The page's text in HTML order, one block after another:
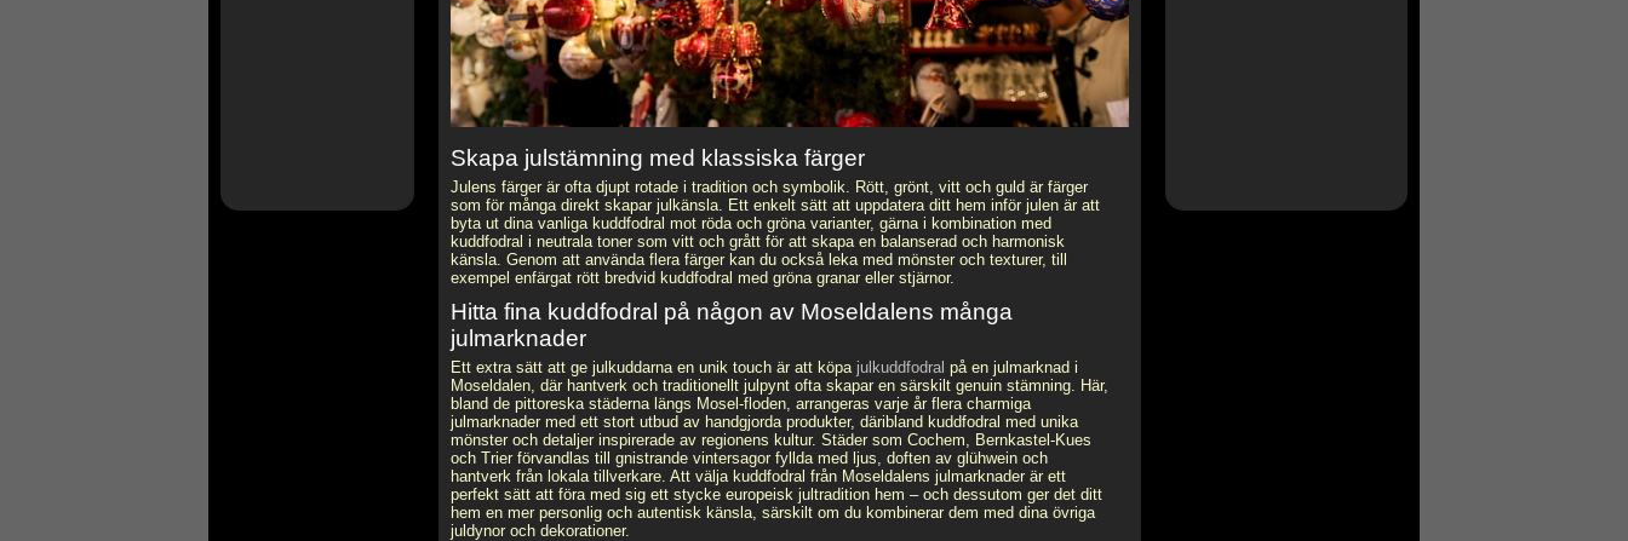
Skapa julstämning med klassiska färger
Julens färger är ofta djupt rotade i tradition och symbolik. Rött, grönt, vitt och guld är färger
som för många direkt skapar julkänsla. Ett enkelt sätt att uppdatera ditt hem inför julen är att
byta ut dina vanliga kuddfodral mot röda och gröna varianter, gärna i kombination med
kuddfodral i neutrala toner som vitt och grått för att skapa en balanserad och harmonisk
känsla. Genom att använda flera färger kan du också leka med mönster och texturer, till
exempel enfärgat rött bredvid kuddfodral med gröna granar eller stjärnor.
Hitta fina kuddfodral på någon av Moseldalens många
julmarknader
Ett extra sätt att ge julkuddarna en unik touch är att köpa julkuddfodral på en julmarknad i
Moseldalen, där hantverk och traditionellt julpynt ofta skapar en särskilt genuin stämning. Här,
bland de pittoreska städerna längs Mosel-floden, arrangeras varje år flera charmiga
julmarknader med ett stort utbud av handgjorda produkter, däribland kuddfodral med unika
mönster och detaljer inspirerade av regionens kultur. Städer som Cochem, Bernkastel-Kues
och Trier förvandlas till gnistrande vintersagor fyllda med ljus, doften av glühwein och
hantverk från lokala tillverkare. Att välja kuddfodral från Moseldalens julmarknader är ett
perfekt sätt att föra med sig ett stycke europeisk jultradition hem – och dessutom ger det ditt
hem en mer personlig och autentisk känsla, särskilt om du kombinerar dem med dina övriga
juldynor och dekorationer.